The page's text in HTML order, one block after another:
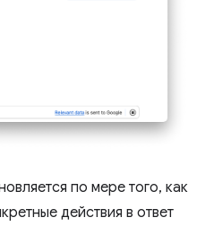
по мере того, как
действия в ответ